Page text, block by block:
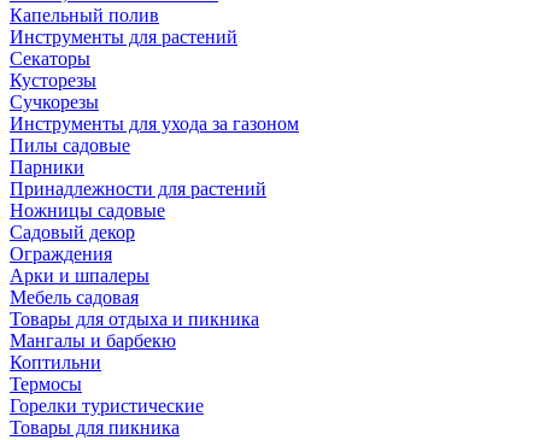
Капельный полив
Инструменты для растений
Секаторы
Кусторезы
Сучкорезы
Инструменты для ухода за газоном
Пилы садовые
Парники
Принадлежности для растений
Ножницы садовые
Садовый декор
Ограждения
Арки и шпалеры
Мебель садовая
Товары для отдыха и пикника
Мангалы и барбекю
Коптильни
Термосы
Горелки туристические
Товары для пикника